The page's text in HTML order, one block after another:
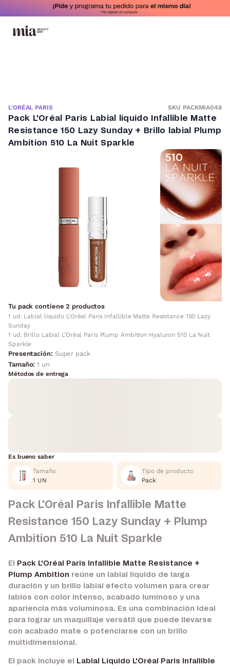
L'ORÉAL PARIS SKU PACKMIA048
Pack L'Oréal Paris Labial líquido Infallible Matte
Resistance 150 Lazy Sunday + Brillo labial Plump
Ambition 510 La Nuit Sparkle
Tu pack contiene 2 productos
1 ud. Labial líquido L’Oréal Paris Infallible Matte Resistance 150 Lazy
Sunday
1 ud. Brillo Labial L’Oréal Paris Plump Ambition Hyaluron 510 La Nuit
Sparkle
Presentación: Super pack
Tamaño:1 un
Métodos de entrega
Es bueno saber
Tamaño
1 UN
Tipo de producto
Pack
Pack L'Oréal Paris Infallible Matte
Resistance 150 Lazy Sunday + Plump
Ambition 510 La Nuit Sparkle
El
Pack L'Oréal Paris Infallible Matte Resistance +
Plump Ambition reúne un labial líquido de larga
duración y un brillo labial efecto volumen para crear
labios con color intenso, acabado luminoso y una
apariencia más voluminosa. Es una combinación ideal
para lograr un maquillaje versátil que puede llevarse
con acabado mate o potenciarse con un brillo
multidimensional.
El pack incluye el
Labial Líquido L'Oréal Paris Infallible